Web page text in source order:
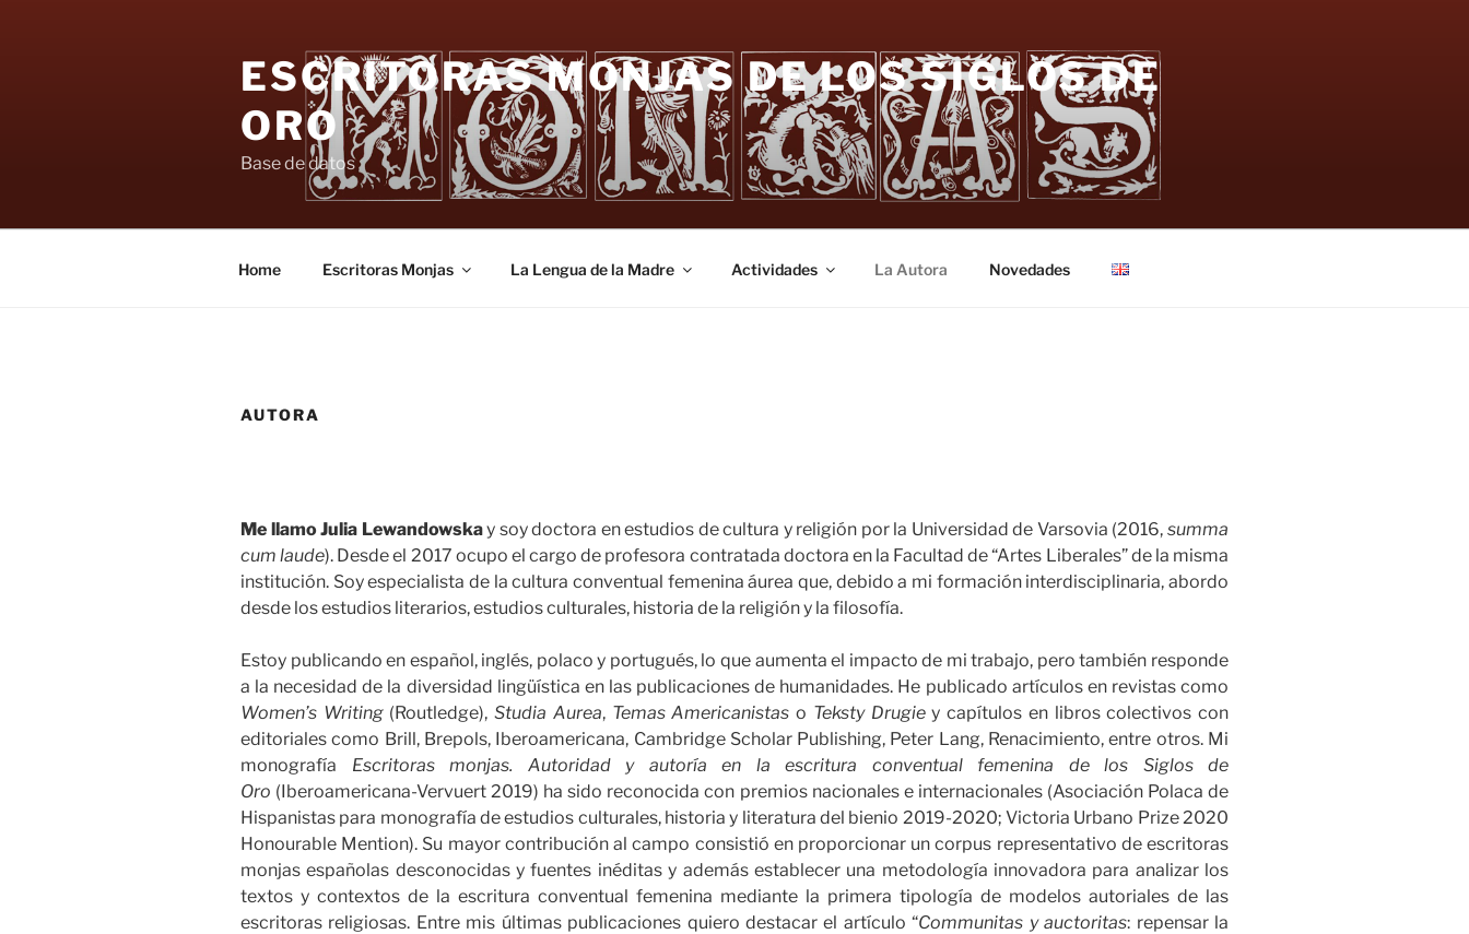
ESCRITORAS MONJAS DE LOS SIGLOS DE
ORO
Base de datos
Home Escritoras Monjas La Lengua de la Madre Actividades La Autora Novedades
AUTORA
Me llamo Julia Lewandowskay soy doctora en estudios de cultura y religión por la Universidad de Varsovia (2016,summa
cum laude). Desde el 2017 ocupo el cargo de profesora contratada doctora en la Facultad de “Artes Liberales” de la misma
institución. Soy especialista de la cultura conventual femenina áurea que, debido a mi formación interdisciplinaria, abordo
desde los estudios literarios, estudios culturales, historia de la religión y la filosofía.
Estoy publicando en español, inglés, polaco y portugués, lo que aumenta el impacto de mi trabajo, pero también responde
a la necesidad de la diversidad lingüística en las publicaciones de humanidades. He publicado artículos en revistas como
Women’s Writing(Routledge),Studia Aurea, Temas Americanistas o Teksty Drugiey capítulos en libros colectivos con
editoriales como Brill, Brepols, Iberoamericana, Cambridge Scholar Publishing, Peter Lang, Renacimiento, entre otros. Mi
monografía Escritoras monjas. Autoridad y autoría en la escritura conventual femenina de los Siglos de
Oro (Iberoamericana-Vervuert 2019) ha sido reconocida con premios nacionales e internacionales (Asociación Polaca de
Hispanistas para monografía de estudios culturales, historia y literatura del bienio 2019-2020; Victoria Urbano Prize 2020
Honourable Mention). Su mayor contribución al campo consistió en proporcionar un corpus representativo de escritoras
monjas españolas desconocidas y fuentes inéditas y además establecer una metodología innovadora para analizar los
textos y contextos de la escritura conventual femenina mediante la primera tipología de modelos autoriales de las
escritoras religiosas. Entre mis últimas publicaciones quiero destacar el artículo “Communitas y auctoritas: repensar la